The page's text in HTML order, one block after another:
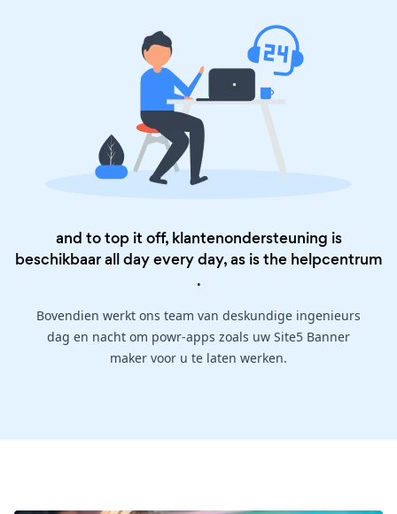
and to top it off, klantenondersteuning is
beschikbaar all day every day, as is the helpcentrum
.
Bovendien werkt ons team van deskundige ingenieurs
dag en nacht om powr-apps zoals uw Site5 Banner
maker voor u te laten werken.